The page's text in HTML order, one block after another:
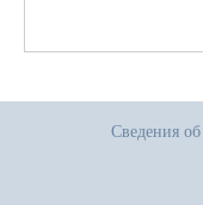
Сведения об